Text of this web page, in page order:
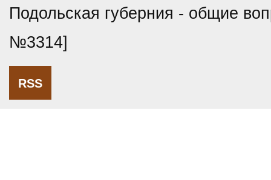
Подольская губерния - общие
№3314]
RSS